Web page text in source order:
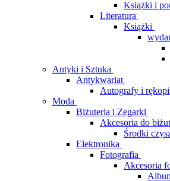
Książki i
Literatura
Książki
Antyki i Sztuka
Antykwariat
Autografy i
Moda
Biżuteria i Zegarki
Akcesoria do
Środki
Elektronika
Fotografia
Akcesoria